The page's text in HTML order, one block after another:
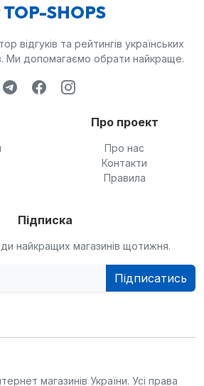
TOP-SHOPS
відгуків та рейтингів українських
Ми допомагаємо обрати найкраще.
Про проект
Про нас
Контакти
Правила
Підписка
найкращих магазинів щотижня.
Підписатись
магазинів України. Усі права